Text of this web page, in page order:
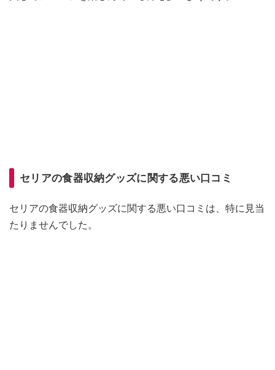
セリアの食器収納グッズに関する悪い口コミ
セリアの食器収納グッズに関する悪い口コミは、特に見当
たりませんでした。